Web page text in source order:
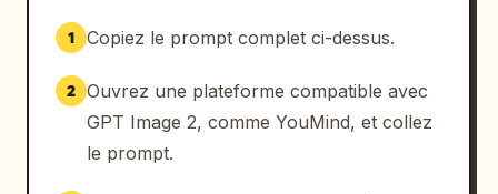
1 Copiez le prompt complet ci-dessus.
2 Ouvrez une plateforme compatible avec
GPT Image 2, comme YouMind, et collez
le prompt.